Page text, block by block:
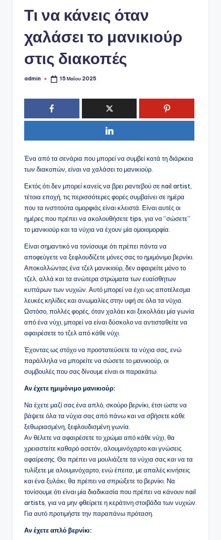
P
o
Τι να κάνεις όταν
χαλάσει το μανικιούρ
στις διακοπές
Συγγραφέας:
admin 15 Μαΐου 2025
Ένα από τα σενάρια που μπορεί να συμβεί κατά τη διάρκεια
των διακοπών, είναι να χαλάσει το μανικιούρ.
Εκτός ότι δεν μπορεί κανείς να βρει ραντεβού σε nail artist,
τέτοια εποχή, τις περισσότερες φορές συμβαίνει σε ημέρα
που τα ινστιτούτα ομορφιάς είναι κλειστά. Είναι αυτές οι
ημέρες που πρέπει να ακολουθήσετε tips, για να “σώσετε”
το μανικιούρ και τα νύχια να έχουν μία ομοιομορφία.
Είναι σημαντικό να τονίσουμε ότι πρέπει πάντα να
αποφεύγετε να ξεφλουδίζετε μόνες σας το ημιμόνιμο βερνίκι.
Αποκολλώντας ένα τζελ μανικιούρ, δεν αφαιρείτε μόνο το
τζελ, αλλά και τα ανώτερα στρώματα των ευαίσθητων
κυττάρων των νυχιών. Αυτό μπορεί να έχει ως αποτέλεσμα
λευκές κηλίδες και ανωμαλίες στην υφή σε όλα τα νύχια.
Ωστόσο, πολλές φορές, όταν χαλάει και ξεκολλάει μία γωνία
από ένα νύχι, μπορεί να είναι δύσκολο να αντισταθείτε να
αφαιρέσετε το τζελ από κάθε νύχι.
Έχοντας ως στόχο να προστατεύσετε τα νύχια σας, ενώ
παράλληλα να μπορείτε να σώσετε το μανικιούρ, οι
συμβουλές που σας δίνουμε είναι οι παρακάτω.
Αν έχετε ημιμόνιμο μανικιούρ:
Να έχετε μαζί σας ένα απλό, σκούρο βερνίκι, έτσι ώστε να
βάψετε όλα τα νύχια σας από πάνω και να σβήσετε κάθε
ξεθωριασμένη, ξεφλουδισμένη γωνία.
Αν θέλετε να αφαιρέσετε το χρώμα από κάθε νύχι, θα
χρειαστείτε καθαρό ασετόν, αλουμινόχαρτο και γνώσεις
αφαίρεσης. Θα πρέπει να μουλιάζετε τα νύχια σας και να τα
τυλίξετε με αλουμινόχαρτο, ενώ έπειτα, με απαλές κινήσεις
και ένα ξυλάκι, θα πρέπει να σπρώξετε το βερνίκι. Να
τονίσουμε ότι είναι μία διαδικασία που πρέπει να κάνουν nail
artists, για να μην φθείρετε η κεράτινη στοιβάδα των νυχιών.
Για αυτό προτιμήστε την παραπάνω πρόταση.
Αν έχετε απλό βερνίκι: